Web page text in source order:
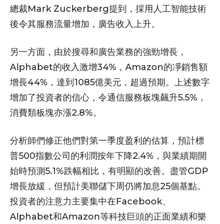
總裁Mark Zuckerberg提到，採用人工智能技術
後令其服務流量增加，廣告收入上升。
另一方面，由於搜尋和廣告業務的強勁增長，
Alphabet的收入激增34%，Amazon的凈銷售額
增長44%，達到1085億美元，超過預期。上述數字
增加了投資者的信心，令通信服務板塊飆升5.5%，
消費類板塊亦漲2.8%。
分析師們修正他們對第一季度盈利的估算，預計標
普500指數公司的利潤按年下降2.4%，與業績期開
始時預測5.1%跌幅相比，有明顯的改善。盡管GDP
增長放緩，但預計美聯儲下周仍將加息25個基點。
投資者的注意力主要集中在Facebook、
Alphabet和Amazon等科技巨頭的正面業績和樂